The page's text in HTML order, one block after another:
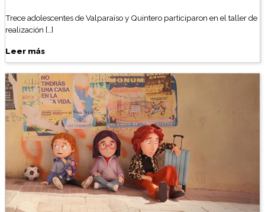
Trece adolescentes de Valparaíso y Quintero participaron en el taller de
realización […]
Leer más